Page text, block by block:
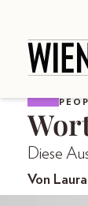
Diese
Von